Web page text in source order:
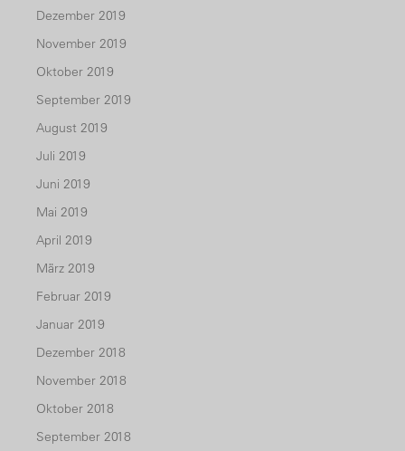
Dezember 2019
November 2019
Oktober 2019
September 2019
August 2019
Juli 2019
Juni 2019
Mai 2019
April 2019
März 2019
Februar 2019
Januar 2019
Dezember 2018
November 2018
Oktober 2018
September 2018